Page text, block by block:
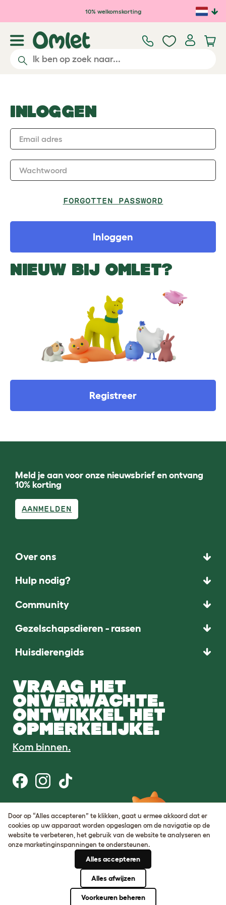
Ga naar de hoofdinhoud
10% welkomskorting
INLOGGEN
Email adres
Wachtwoord
FORGOTTEN PASSWORD
Inloggen
NIEUW BIJ OMLET?
Registreer
Meld je aan voor onze nieuwsbrief en ontvang
10% korting
AANMELDEN
Over ons
Hulp nodig?
Community
Gezelschapsdieren - rassen
Huisdierengids
VRAAG HET
ONVERWACHTE.
ONTWIKKEL HET
OPMERKELIJKE.
Kom binnen.
Gebruiksvoorwaarden
Cookie & privacybeleid
Cookie Settings
Sitemap
BTW-nummer: DE317631106
Door op “Alles accepteren” te klikken, gaat u ermee akkoord dat er
cookies op uw apparaat worden opgeslagen om de navigatie op de
website te verbeteren, het gebruik van de website te analyseren en
onze marketinginspanningen te ondersteunen.
Alles accepteren
Alles afwijzen
Voorkeuren beheren